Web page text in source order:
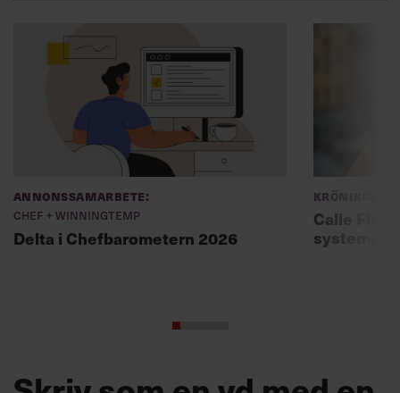
Annonssamarbete:
Chef + Winningtemp
Delta i Chefbarometern 2026
Krönikor
Calle
systemet